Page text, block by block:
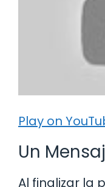
Play on
Un
Al finalizar la